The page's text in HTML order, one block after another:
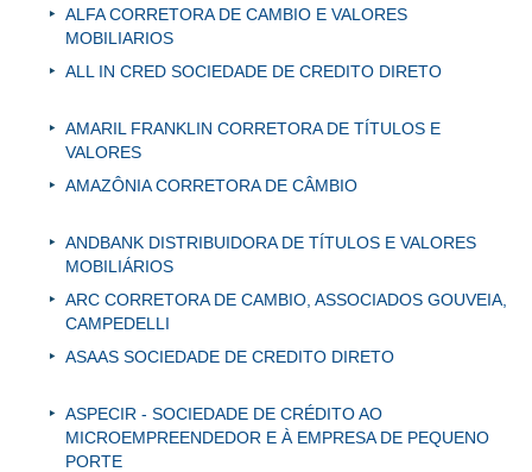
ALFA CORRETORA DE CAMBIO E VALORES
MOBILIARIOS
ALL IN CRED SOCIEDADE DE CREDITO DIRETO
AMARIL FRANKLIN CORRETORA DE TÍTULOS E
VALORES
AMAZÔNIA CORRETORA DE CÂMBIO
ANDBANK DISTRIBUIDORA DE TÍTULOS E VALORES
MOBILIÁRIOS
ARC CORRETORA DE CAMBIO, ASSOCIADOS GOUVEIA,
CAMPEDELLI
ASAAS SOCIEDADE DE CREDITO DIRETO
ASPECIR - SOCIEDADE DE CRÉDITO AO
MICROEMPREENDEDOR E À EMPRESA DE PEQUENO
PORTE